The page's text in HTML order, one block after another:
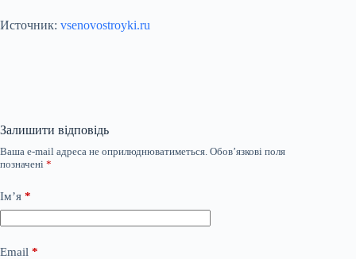
Источник: vsenovostroyki.ru
Залишити відповідь
Ваша e-mail адреса не оприлюднюватиметься. Обов’язкові поля
позначені *
Ім’я *
Email *